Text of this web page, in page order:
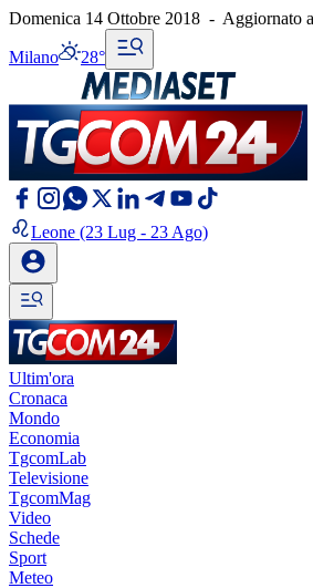
Domenica 14 Ottobre 2018 - Aggiornato
Milano 28°
Leone (23 Lug - 23 Ago)
Ultim'ora
Cronaca
Mondo
Economia
TgcomLab
Televisione
TgcomMag
Video
Schede
Sport
Meteo